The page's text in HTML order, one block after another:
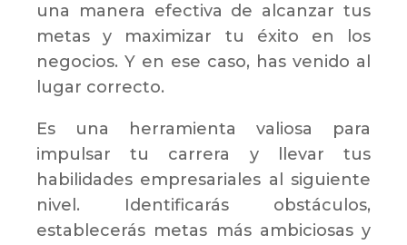
una manera efectiva de alcanzar tus
metas y maximizar tu éxito en los
negocios. Y en ese caso, has venido al
lugar correcto.
Es una herramienta valiosa para
impulsar tu carrera y llevar tus
habilidades empresariales al siguiente
nivel. Identificarás obstáculos,
establecerás metas más ambiciosas y